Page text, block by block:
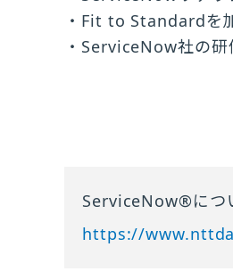
Fit to Standardを
ServiceNow社の研
ServiceNow®につ
https://